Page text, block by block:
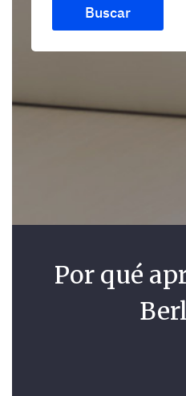
Buscar
Por qué